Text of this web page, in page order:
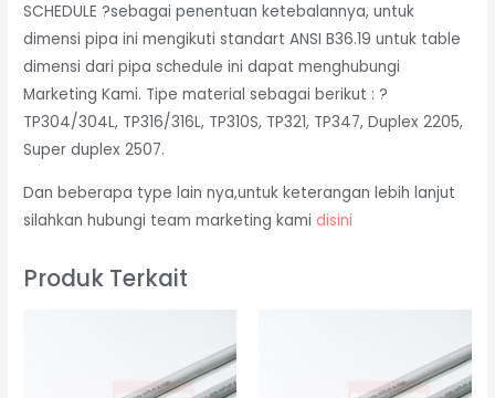
SCHEDULE ?sebagai penentuan ketebalannya, untuk
dimensi pipa ini mengikuti standart ANSI B36.19 untuk table
dimensi dari pipa schedule ini dapat menghubungi
Marketing Kami. Tipe material sebagai berikut : ?
TP304/304L, TP316/316L, TP310S, TP321, TP347, Duplex 2205,
Super duplex 2507.
Dan beberapa type lain nya,untuk keterangan lebih lanjut
silahkan hubungi team marketing kami disini
Produk Terkait